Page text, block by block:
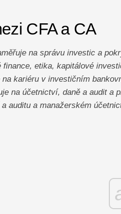
CFA a CA
na správu investic a
finance, etika, kapitálové
na kariéru v investičním
na účetnictví, daně a audit a
auditu a manažerském